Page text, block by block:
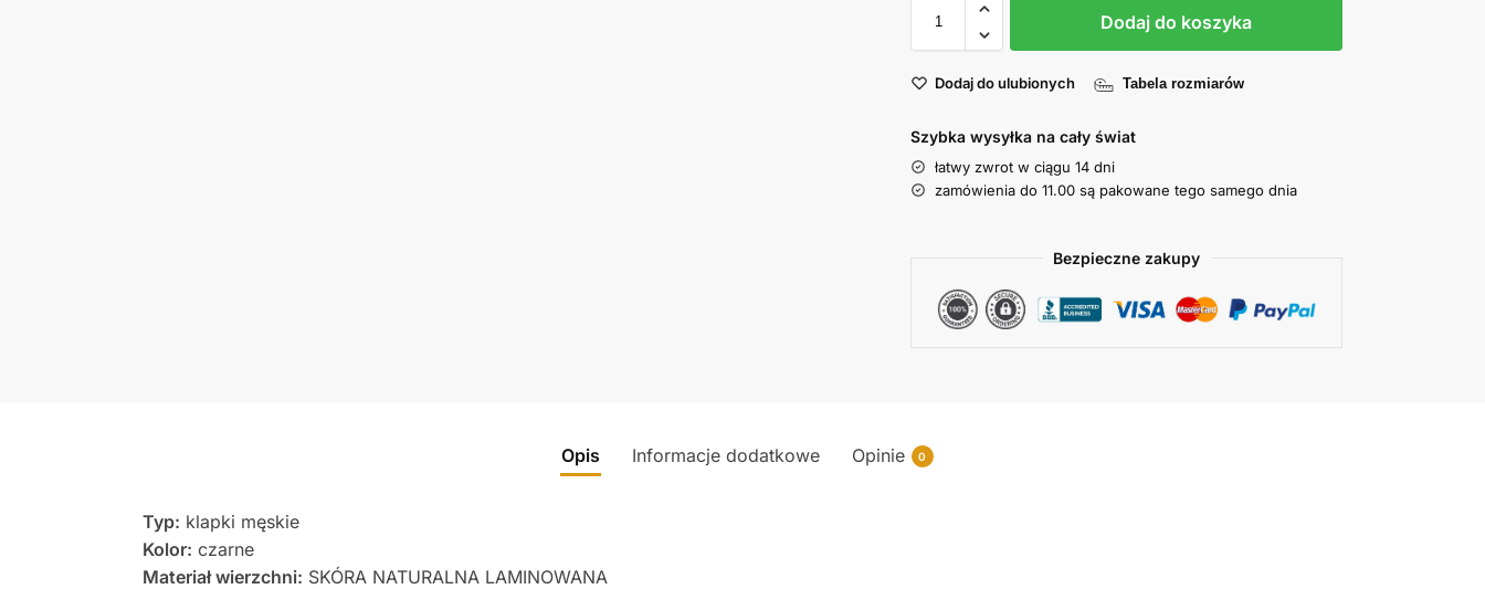
Dodaj do koszyka
Dodaj do ulubionych Tabela rozmiarów
Szybka wysyłka na cały świat
łatwy zwrot w ciągu 14 dni
zamówienia do 11.00 są pakowane tego samego dnia
Bezpieczne zakupy
Opis Informacje dodatkowe Opinie 0
Typ: klapki męskie
Kolor: czarne
Materiał wierzchni: SKÓRA NATURALNA LAMINOWANA